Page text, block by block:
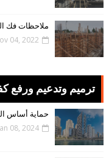
ملاحظات فك
04, 2022
ترميم وتدعيم ورفع
حماية أساس
08, 2024